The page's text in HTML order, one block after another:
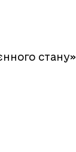
стану»